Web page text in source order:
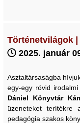
Történetvilágok
2025. január
Asztaltársaságba
egy-egy rövid
Dániel Könyvtár
üzeneteket terítékre
pedagógia szakos